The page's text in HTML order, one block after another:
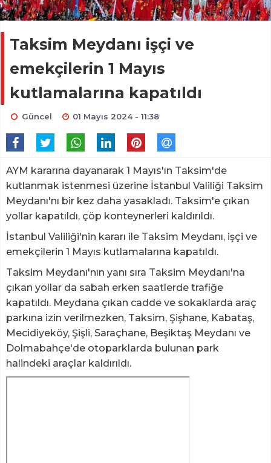
Taksim Meydanı işçi ve
emekçilerin 1 Mayıs
kutlamalarına kapatıldı
Güncel 01 Mayıs 2024 - 11:38
AYM kararına dayanarak 1 Mayıs'ın Taksim'de
kutlanmak istenmesi üzerine İstanbul Valiliği Taksim
Meydanı'nı bir kez daha yasakladı. Taksim'e çıkan
yollar kapatıldı, çöp konteynerleri kaldırıldı.
İstanbul Valiliği'nin kararı ile Taksim Meydanı, işçi ve
emekçilerin 1 Mayıs kutlamalarına kapatıldı.
Taksim Meydanı'nın yanı sıra Taksim Meydanı'na
çıkan yollar da sabah erken saatlerde trafiğe
kapatıldı. Meydana çıkan cadde ve sokaklarda araç
parkına izin verilmezken, Taksim, Şişhane, Kabataş,
Mecidiyeköy, Şişli, Saraçhane, Beşiktaş Meydanı ve
Dolmabahçe'de otoparklarda bulunan park
halindeki araçlar kaldırıldı.